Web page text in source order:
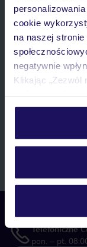
cookie
na naszej
negatywnie
Klikając „Zezwól
personalizować
Szczegółowe
IMIĘ*
E-MAIL*
Wyrażam zgodę
przetwarzaniu
systemów
Telefoniczne
pon. – pt.